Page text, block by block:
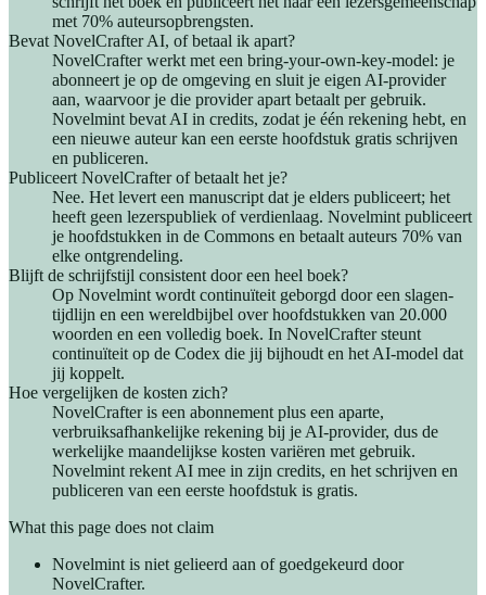
met 70% auteursopbrengsten.
Bevat NovelCrafter AI, of betaal ik apart?
NovelCrafter werkt met een bring-your-own-key-model: je
abonneert je op de omgeving en sluit je eigen AI-provider
aan, waarvoor je die provider apart betaalt per gebruik.
Novelmint bevat AI in credits, zodat je één rekening hebt, en
een nieuwe auteur kan een eerste hoofdstuk gratis schrijven
en publiceren.
Publiceert NovelCrafter of betaalt het je?
Nee. Het levert een manuscript dat je elders publiceert; het
heeft geen lezerspubliek of verdienlaag. Novelmint publiceert
je hoofdstukken in de Commons en betaalt auteurs 70% van
elke ontgrendeling.
Blijft de schrijfstijl consistent door een heel boek?
Op Novelmint wordt continuïteit geborgd door een slagen-
tijdlijn en een wereldbijbel over hoofdstukken van 20.000
woorden en een volledig boek. In NovelCrafter steunt
continuïteit op de Codex die jij bijhoudt en het AI-model dat
jij koppelt.
Hoe vergelijken de kosten zich?
NovelCrafter is een abonnement plus een aparte,
verbruiksafhankelijke rekening bij je AI-provider, dus de
werkelijke maandelijkse kosten variëren met gebruik.
Novelmint rekent AI mee in zijn credits, en het schrijven en
publiceren van een eerste hoofdstuk is gratis.
What this page does not claim
Novelmint is niet gelieerd aan of goedgekeurd door
NovelCrafter.